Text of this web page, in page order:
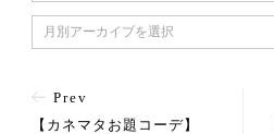
月別アーカイブを選択
Prev
【カネマタお題コーデ】